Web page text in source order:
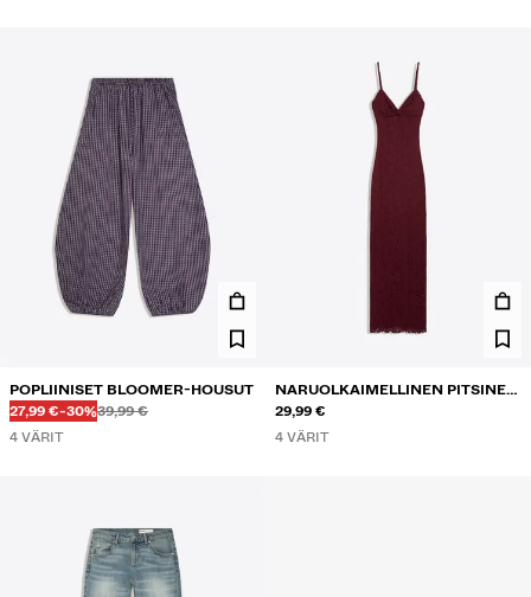
POPLIINISET BLOOMER-HOUSUT
ALENNETTU HINTA
27,99 €ALENNUS
-30%Ennen
39,99 €
Ennen
4 VÄRIT
NARUOLKAIMELLINEN PITSINEN
MIDIMEKKO
29,99 €
4 VÄRIT